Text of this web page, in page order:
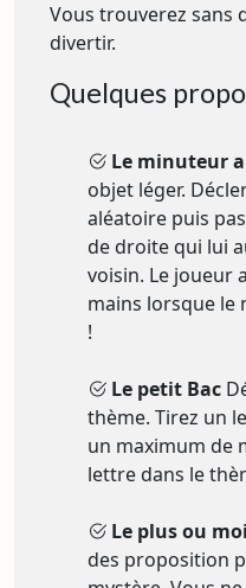
Vous trouverez sans
divertir.
Quelques
Le minuteur
objet léger.
aléatoire puis
de droite qui lui
voisin. Le joueur
mains lorsque le
!
Le petit Bac
thème. Tirez un
un maximum de
lettre dans le
Le plus ou
des proposition